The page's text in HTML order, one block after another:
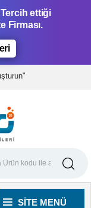
ettiği
Firması.
SITE MENÜ